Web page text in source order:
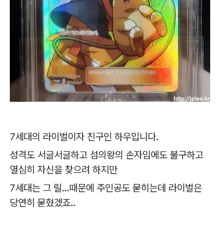
7세대의 라이벌이자 친구인 하우입니다.
성격도 서글서글하고 섬의왕의 손자임에도 불구하고
열심히 자신을 찾으려 하지만
7세대는 그 릴...때문에 주인공도 묻히는데 라이벌은
당연히 묻혔겠죠..